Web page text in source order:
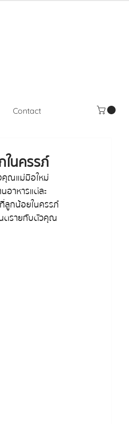
Contact
ในครรภ์
คุณแม่มือใหม่
อาหารแต่ละ
ลูกน้อยในครรภ์
นตรายกับตัวคุณ